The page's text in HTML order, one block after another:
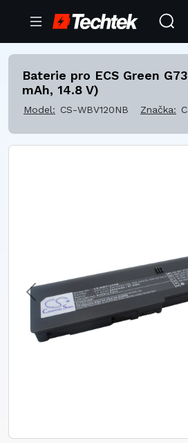
Baterie pro ECS Green
mAh, 14.8 V)
Model: CS-WBV120NB Značka: